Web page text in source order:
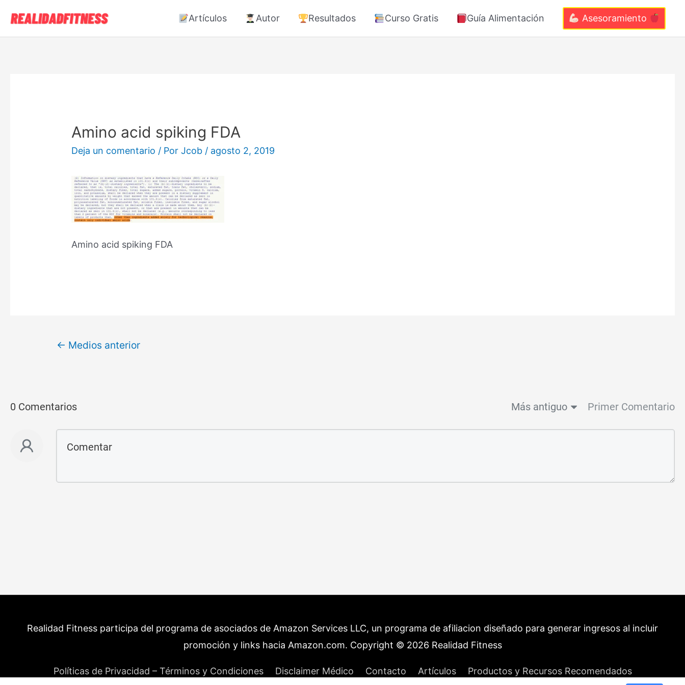
Artículos Autor Resultados Curso Gratis Guía Alimentación Asesoramiento
Amino acid spiking FDA
Deja un comentario / PorJcob / agosto 2, 2019
Amino acid spiking FDA
← Medios anterior
0 Comentarios Más antiguo Primer Comentario
Realidad Fitness participa del programa de asociados de Amazon Services LLC, un programa de afiliacion diseñado para generar ingresos al incluir
promoción y links hacia Amazon.com. Copyright © 2026 Realidad Fitness
Políticas de Privacidad – Términos y Condiciones Disclaimer Médico Contacto Artículos Productos y Recursos Recomendados